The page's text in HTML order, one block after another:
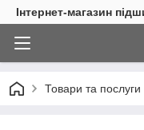
Інтернет-магазин
Товари та послуги